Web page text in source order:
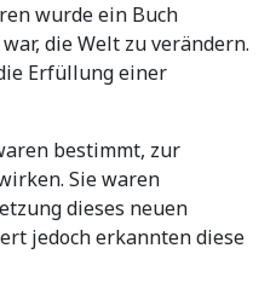
wurde ein Buch
die Welt zu verändern.
Erfüllung einer
bestimmt, zur
Sie waren
dieses neuen
jedoch erkannten diese